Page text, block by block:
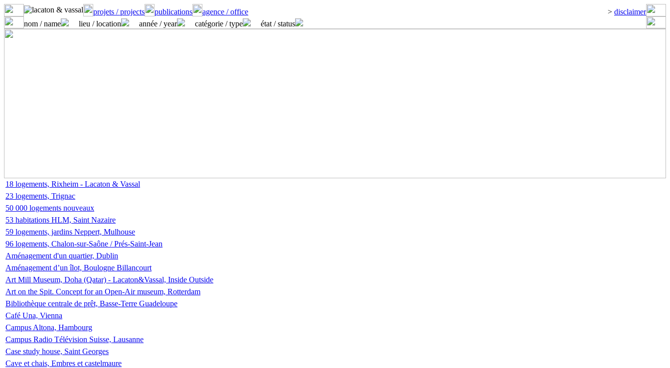
projets / projects publications agence / office > disclaimer
nom / name
lieu / location année / year catégorie / type état / status
18 logements, Rixheim - Lacaton & Vassal
23 logements, Trignac
50 000 logements nouveaux
53 habitations HLM, Saint Nazaire
59 logements, jardins Neppert, Mulhouse
96 logements, Chalon-sur-Saône / Prés-Saint-Jean
Aménagement d'un quartier, Dublin
Aménagement d’un îlot, Boulogne Billancourt
Art Mill Museum, Doha (Qatar) - Lacaton&Vassal, Inside Outside
Art on the Spit. Concept for an Open-Air museum, Rotterdam
Bibliothèque centrale de prêt, Basse-Terre Guadeloupe
Café Una, Vienna
Campus Altona, Hambourg
Campus Radio Télévision Suisse, Lausanne
Case study house, Saint Georges
Cave et chais, Embres et castelmaure